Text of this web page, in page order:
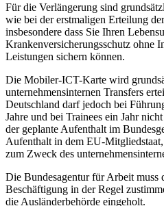
Für die Verlängerung sind
wie bei der erstmaligen Erteilung
insbesondere dass Sie Ihren
Krankenversicherungsschutz ohne
Leistungen sichern können.
Die Mobiler-ICT-Karte wird
unternehmensinternen Transfers
Deutschland darf jedoch bei
Jahre und bei Trainees ein Jahr
der geplante Aufenthalt im
Aufenthalt in dem EU-
zum Zweck des
Die Bundesagentur für Arbeit muss
Beschäftigung in der Regel
die Ausländerbehörde eingeholt.